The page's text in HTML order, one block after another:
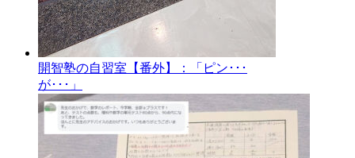
開智塾の自習室【番外】：「ピン･･･
が･･･」